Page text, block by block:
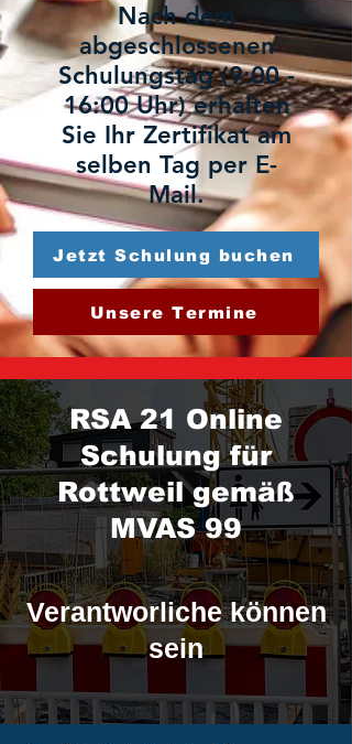
Nach dem
abgeschlossenen
Schulungstag (9:00 -
16:00 Uhr) erhalten
Sie Ihr Zertifikat am
selben Tag per E-
Mail.
Jetzt Schulung buchen
Unsere Termine
RSA 21 Online
Schulung für
Rottweil gemäß
MVAS 99
Verantworliche können
sein